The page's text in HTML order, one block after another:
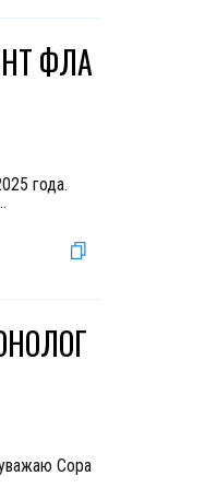
ФЛА
года.
Copa